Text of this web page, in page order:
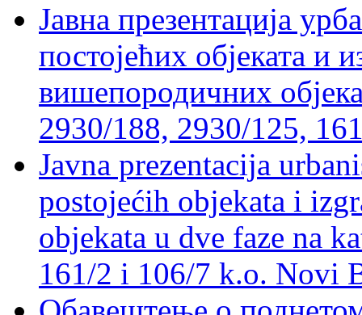
Јавна презентација
постојећих објеката и
вишепородичних
2930/188, 2930/125,
Javna prezentacija
postojećih objekata i
objekata u dve faze na
161/2 i 106/7 k.o. Novi